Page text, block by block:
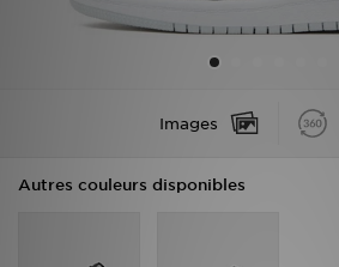
Images
Autres couleurs disponibles
PROMOS
Suivre Ma Commande
Service client